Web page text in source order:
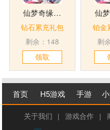
仙梦奇缘竖版
钻石累充礼包
剩余：148
领取
铂金
剩
首页 H5游戏 手游
关于我们 | 游戏合作 |